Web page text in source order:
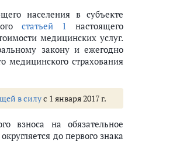
населения в субъекте
статьей 1 настоящего
медицинских услуг.
закону и ежегодно
медицинского страхования
в силус 1 января 2017 г.
взноса на обязательное
до первого знака